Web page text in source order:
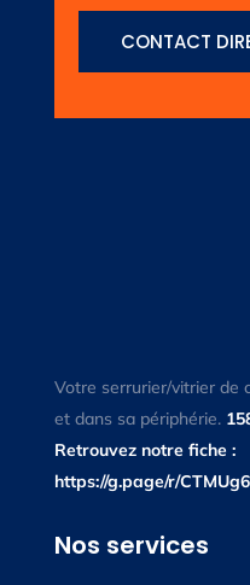
CONTACT
Votre serrurier/vitrier de
et dans sa périphérie.
Retrouvez notre fiche :
https://g.page/r/
Nos services